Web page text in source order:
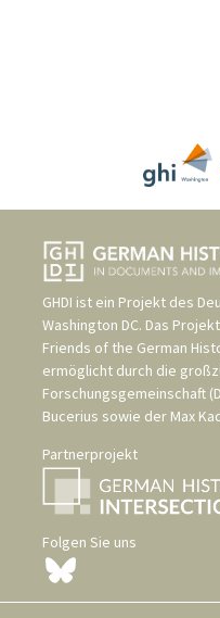
GHDI ist ein Projekt des
Washington DC. Das
Friends of the German
ermöglicht durch die
Forschungsgemeinschaft
Bucerius sowie der Max
Partnerprojekt
Folgen Sie uns